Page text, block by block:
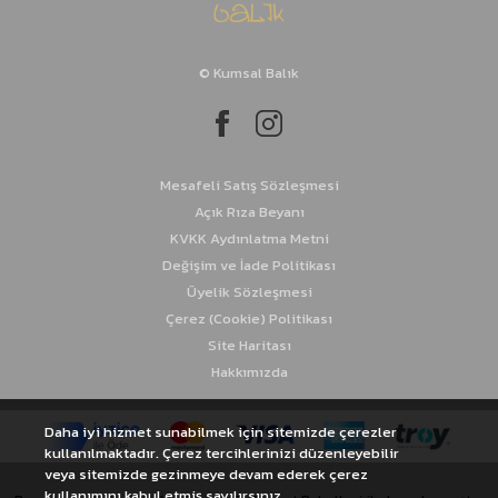
© Kumsal Balık
Mesafeli Satış Sözleşmesi
Açık Rıza Beyanı
KVKK Aydınlatma Metni
Değişim ve İade Politikası
Üyelik Sözleşmesi
Çerez (Cookie) Politikası
Site Haritası
Hakkımızda
Daha iyi hizmet sunabilmek için sitemizde çerezler
kullanılmaktadır. Çerez tercihlerinizi düzenleyebilir
veya sitemizde gezinmeye devam ederek çerez